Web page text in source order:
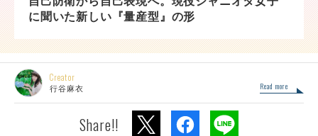
に聞いた新しい『量産型』の形
Creator
行谷麻衣 Read more
Share!!